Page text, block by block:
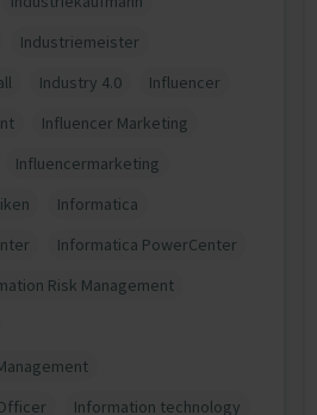
Industriemeister
Industry 4.0
Influencer
Influencer Marketing
Influencermarketing
Informatica
Informatica PowerCenter
Risk Management
Information technology